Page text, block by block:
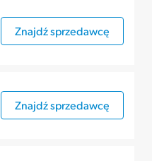
Znajdź sprzedawcę
Znajdź sprzedawcę